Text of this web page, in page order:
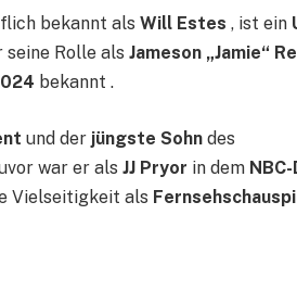
bekannt als Will Estes , ist ein
Rolle als Jameson „Jamie“
bekannt .
und der jüngste Sohn des
war er als JJ Pryor in dem
Vielseitigkeit als